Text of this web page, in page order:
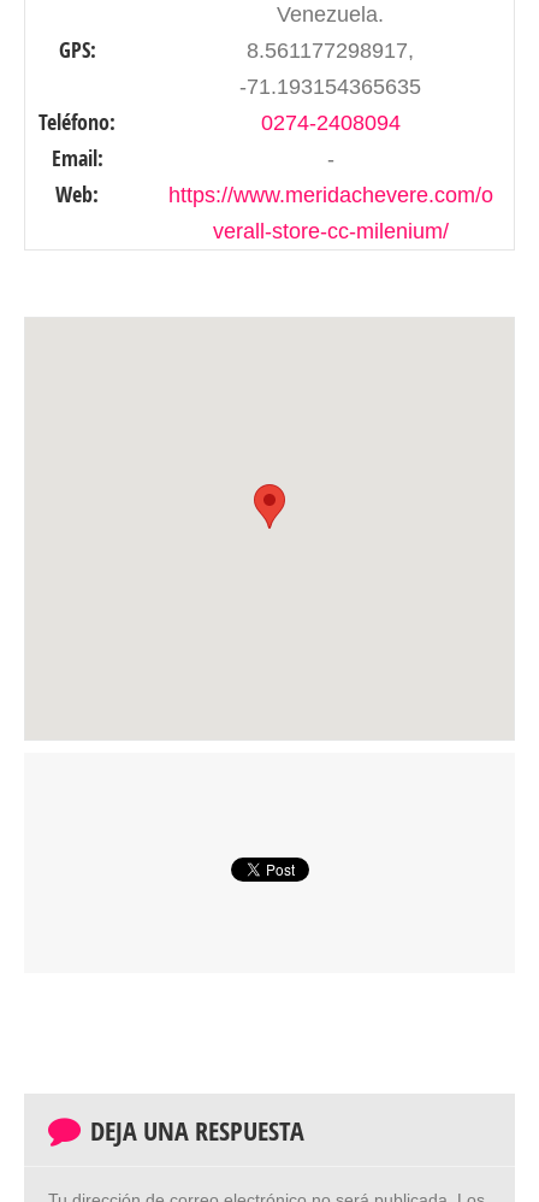
Venezuela.
GPS:
8.561177298917,
-71.193154365635
Teléfono: 0274-2408094
Email: -
Web:
https://www.meridachevere.com/o
verall-store-cc-milenium/
DEJA UNA RESPUESTA